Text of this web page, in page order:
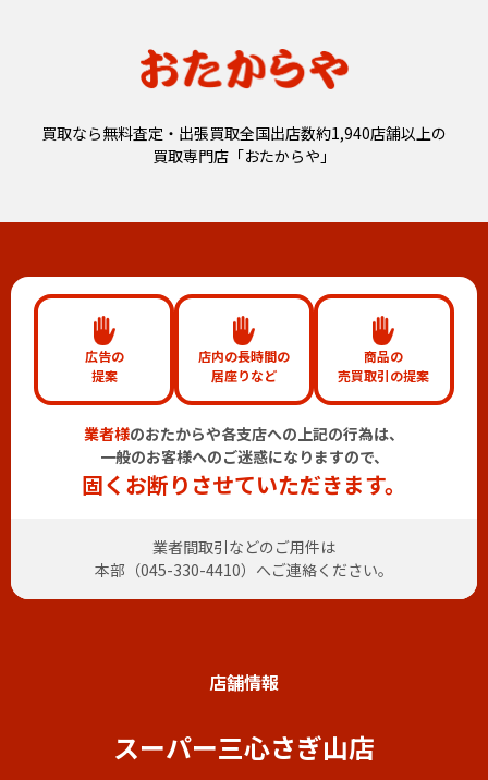
買取なら無料査定・出張買取全国出店数約1,940店舗以上の
買取専門店「おたからや」
広告の
提案
店内の長時間の
居座りなど
商品の
売買取引の提案
業者様のおたからや各支店への上記の行為は、
一般のお客様へのご迷惑になりますので、
固くお断りさせていただきます。
業者間取引などのご用件は
本部（045-330-4410）へご連絡ください。
店舗情報
スーパー三心さぎ山店